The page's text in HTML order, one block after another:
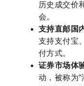
历史成交价
会。
支持直邮国
支持支付宝
付方式。
证券市场体
动，被称为